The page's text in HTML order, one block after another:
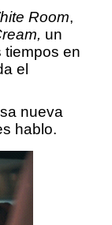
Room,
un
tiempos en
el
nueva
hablo.